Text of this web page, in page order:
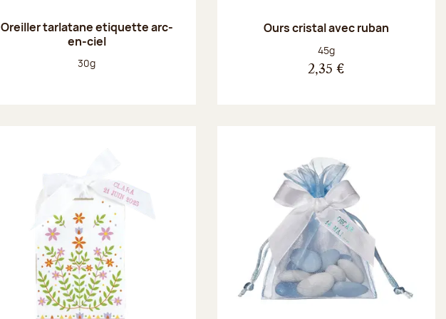
Oreiller tarlatane etiquette arc-
en-ciel
Poids net :
30g
Ours cristal avec ruban
Poids net :
45g
2,35 €